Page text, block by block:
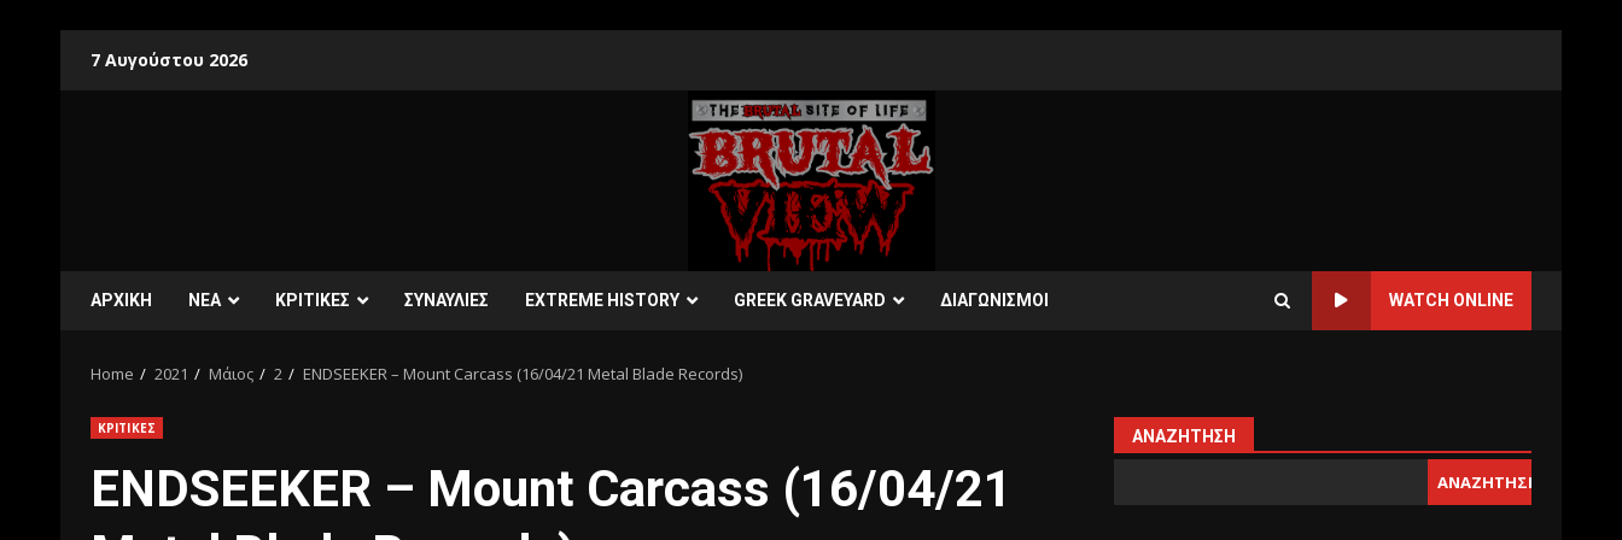
7 Αυγούστου 2026
ΑΡΧΙΚΗ ΝΕΑ ΚΡΙΤΙΚΕΣ ΣΥΝΑΥΛΙΕΣ EXTREME HISTORY GREEK GRAVEYARD ΔΙΑΓΩΝΙΣΜΟΙ WATCH ONLINE
Home 2021 Μάιος 2 ENDSEEKER – Mount Carcass (16/04/21 Metal Blade Records)
ΚΡΙΤΙΚΕΣ
ENDSEEKER – Mount Carcass (16/04/21
ΑΝΑΖΉΤΗΣΗ
ΑΝΑΖΉΤΗΣΗ